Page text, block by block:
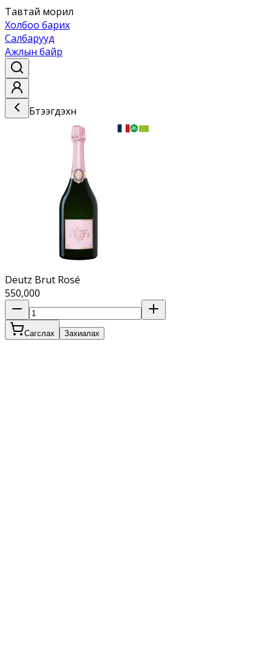
Тавтай морил
Холбоо барих
Салбарууд
Ажлын байр
Бүтээгдэхүүн
Deutz Brut Rosé
550,000
Сагслах Захиалах